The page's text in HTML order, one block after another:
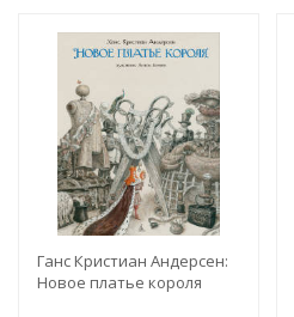
Ганс Кристиан Андерсен:
Новое платье короля